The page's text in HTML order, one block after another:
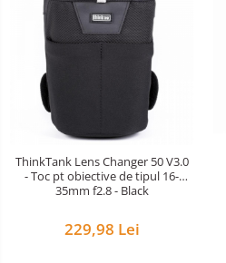
ThinkTank Lens Changer 50 V3.0
- Toc pt obiective de tipul 16-
35mm f2.8 - Black
229,98 Lei